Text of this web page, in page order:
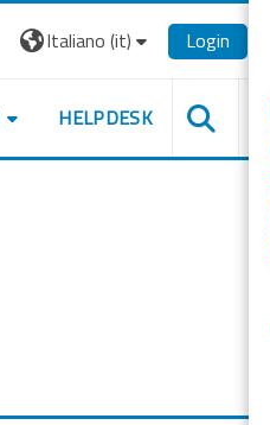
Italiano ‎(it)‎ Login
HELPDESK